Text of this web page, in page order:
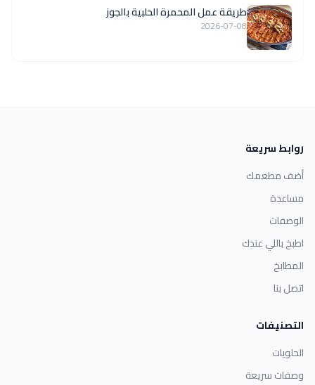
طريقة عمل المحمرة الحلبية بالجوز
2026-07-08
روابط سريعة
أضف مطعمك
مساعدة
الوصفات
اطبخ باللي عندك
المطابخ
اتصل بنا
التصنيفات
الحلويات
وصفات سريعة